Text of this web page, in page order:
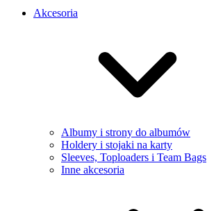
Akcesoria
Albumy i strony do albumów
Holdery i stojaki na karty
Sleeves, Toploaders i Team Bags
Inne akcesoria